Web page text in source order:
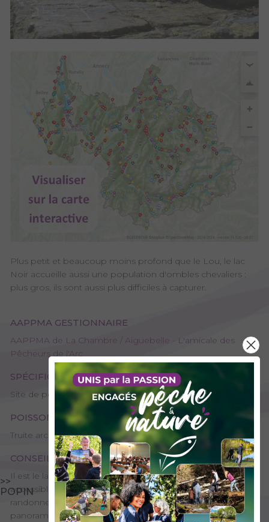
>>
POPIN
Plus petit et beaucoup moins profond que le Lou, le lac
Noir accueille aussi une population d'ombles chevaliers :
plus gros, ils sont aussi plus difficiles à capturer.
AAPPMA GESTIONNAIRE
AAPPMA de La Chambre / Aiguebelle - L'amicale des
Pêcheurs de l'Arc
SPÉCIFICITÉS
Site de pêche - 1ère catégorie
POISSONS PRÉSENTS
Truite arc-en-ciel, Truite fario, Omble chevalier
CONSEILS DE PÊCHE
Il est le lac naturel de montagne le plus rapidement
accessible depuis Chambéry. Il est très fréquenté par les
randonneurs qui viennent profiter du magnifique
panorama qu’offre le Grand Arc. Durant les week-end d’été,